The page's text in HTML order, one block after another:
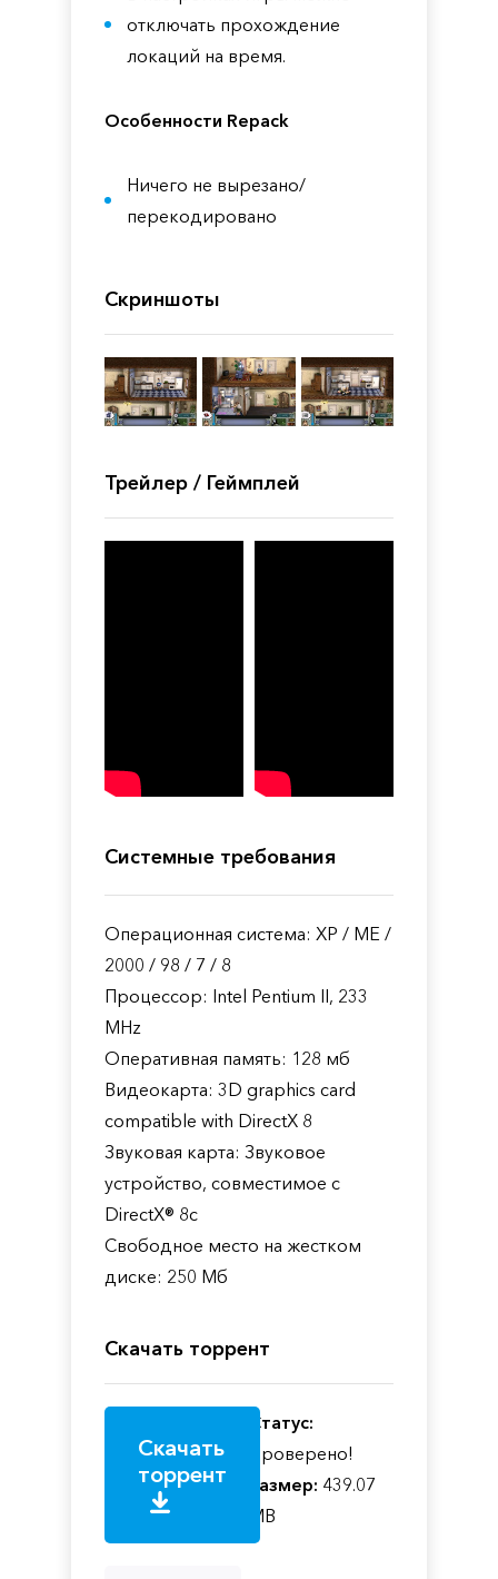
отключать прохождение
локаций на время.
Особенности Repack
Ничего не вырезано/
перекодировано
Скриншоты
Трейлер / Геймплей
Системные требования
Операционная система: XP / ME /
2000 / 98 / 7 / 8
Процессор: Intel Pentium II, 233
MHz
Оперативная память: 128 мб
Видеокарта: 3D graphics card
compatible with DirectX 8
Звуковая карта: Звуковое
устройство, совместимое с
DirectX® 8с
Свободное место на жестком
диске: 250 Мб
Скачать торрент
Скачать
торрент
Статус:
Проверено!
Размер: 439.07
MB